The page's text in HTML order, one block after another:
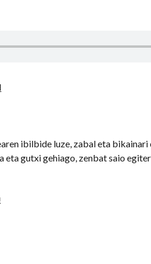
ibilbide luze, zabal eta
eta gutxi gehiago, zenbat saio